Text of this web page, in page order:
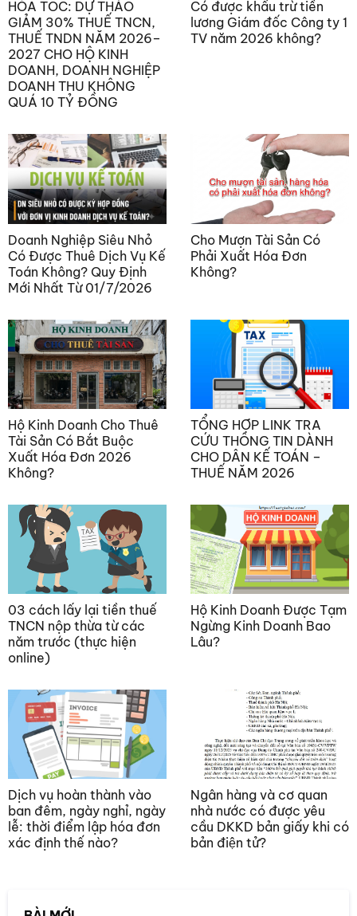
HỎA TỐC: DỰ THẢO
GIẢM 30% THUẾ TNCN,
THUẾ TNDN NĂM 2026–
2027 CHO HỘ KINH
DOANH, DOANH NGHIỆP
DOANH THU KHÔNG
QUÁ 10 TỶ ĐỒNG
Có được khấu trừ tiền
lương Giám đốc Công ty 1
TV năm 2026 không?
Doanh Nghiệp Siêu Nhỏ
Có Được Thuê Dịch Vụ Kế
Toán Không? Quy Định
Mới Nhất Từ 01/7/2026
Cho Mượn Tài Sản Có
Phải Xuất Hóa Đơn
Không?
Hộ Kinh Doanh Cho Thuê
Tài Sản Có Bắt Buộc
Xuất Hóa Đơn 2026
Không?
TỔNG HỢP LINK TRA
CỨU THÔNG TIN DÀNH
CHO DÂN KẾ TOÁN –
THUẾ NĂM 2026
03 cách lấy lại tiền thuế
TNCN nộp thừa từ các
năm trước (thực hiện
online)
Hộ Kinh Doanh Được Tạm
Ngừng Kinh Doanh Bao
Lâu?
Dịch vụ hoàn thành vào
ban đêm, ngày nghỉ, ngày
lễ: thời điểm lập hóa đơn
xác định thế nào?
Ngân hàng và cơ quan
nhà nước có được yêu
cầu DKKD bản giấy khi có
bản điện tử?